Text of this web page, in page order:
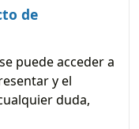
de
puede acceder a
y el
duda,